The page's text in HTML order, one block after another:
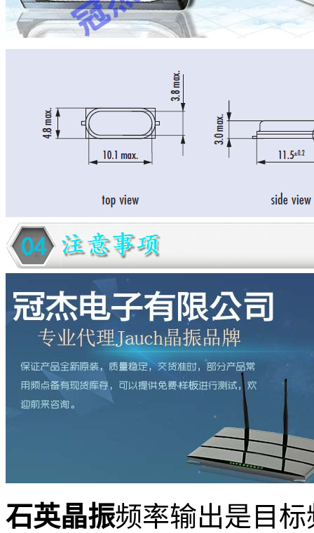
石英晶振频率输出是目